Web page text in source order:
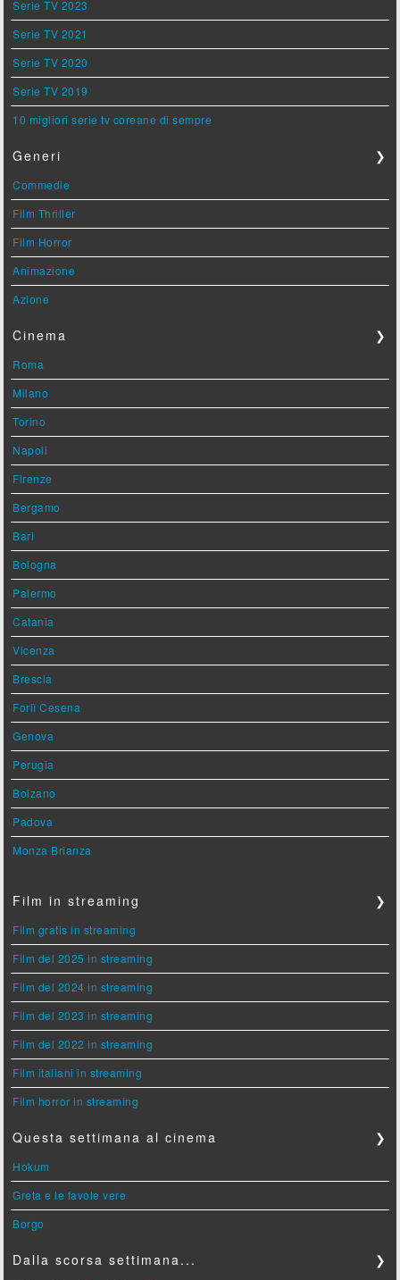
Serie TV 2023
Serie TV 2021
Serie TV 2020
Serie TV 2019
10 migliori serie tv coreane di sempre
Generi ❯
Commedie
Film Thriller
Film Horror
Animazione
Azione
Cinema ❯
Roma
Milano
Torino
Napoli
Firenze
Bergamo
Bari
Bologna
Palermo
Catania
Vicenza
Brescia
Forlì Cesena
Genova
Perugia
Bolzano
Padova
Monza Brianza
Film in streaming ❯
Film gratis in streaming
Film del 2025 in streaming
Film del 2024 in streaming
Film del 2023 in streaming
Film del 2022 in streaming
Film italiani in streaming
Film horror in streaming
Questa settimana al cinema ❯
Hokum
Greta e le favole vere
Borgo
Dalla scorsa settimana... ❯